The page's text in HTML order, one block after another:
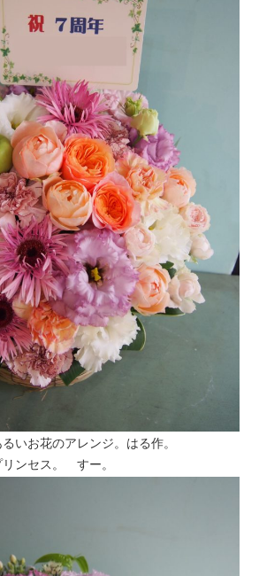
いお花のアレンジ。はる作。
ンセス。 すー。